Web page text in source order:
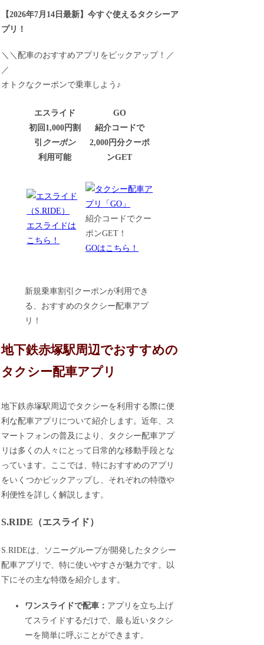
【2026年7月14日最新】今すぐ使えるタクシーア
プリ！
＼＼配車のおすすめアプリをピックアップ！／
／
オトクなクーポンで乗車しよう♪
エスライド
初回1,000円割
引 クーポン
利用可能
GO
紹介コードで
2,000円分クーポ
ンGET
エスライドは
こちら！
紹介コードでクー
ポンGET！
GOはこちら！
新規乗車割引クーポンが利用でき
る、おすすめのタクシー配車アプ
リ！
地下鉄赤塚駅周辺でおすすめの
タクシー配車アプリ
地下鉄赤塚駅周辺でタクシーを利用する際に便
利な配車アプリについて紹介します。近年、ス
マートフォンの普及により、タクシー配車アプ
リは多くの人々にとって日常的な移動手段とな
っています。ここでは、特におすすめのアプリ
をいくつかピックアップし、それぞれの特徴や
利便性を詳しく解説します。
S.RIDE（エスライド）
S.RIDEは、ソニーグループが開発したタクシー
配車アプリで、特に使いやすさが魅力です。以
下にその主な特徴を紹介します。
ワンスライドで配車： アプリを立ち上げ
てスライドするだけで、最も近いタクシ
ーを簡単に呼ぶことができます。